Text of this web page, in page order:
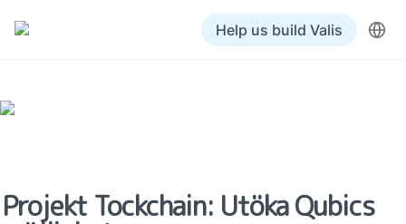
Help us build Valis
Projekt Tockchain: Utöka Qubics